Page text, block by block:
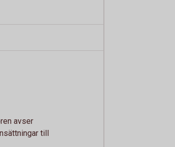
avser
till